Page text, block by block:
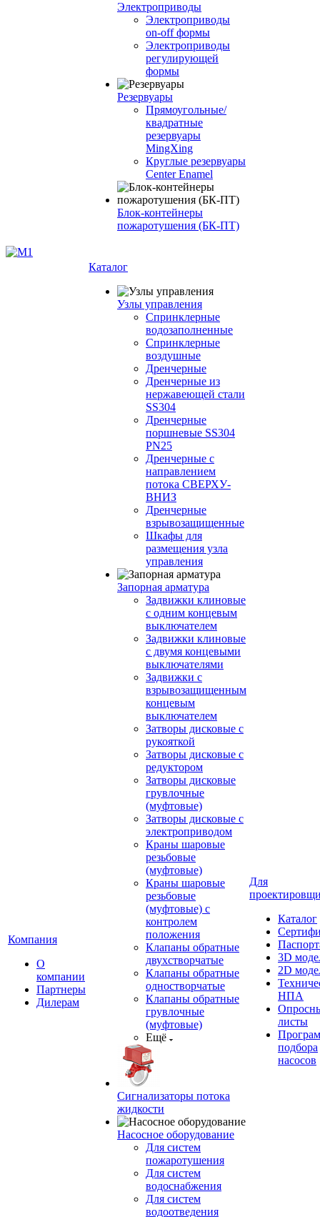
Электроприводы
Электроприводы
on-off формы
Электроприводы
регулирующей
формы
Резервуары
Прямоугольные/
квадратные
резервуары
MingXing
Круглые резервуары
Center Enamel
Блок-контейнеры
пожаротушения (БК-ПТ)
Компания
О
компании
Партнеры
Дилерам
Каталог
Узлы управления
Cпринклерные
водозаполненные
Cпринклерные
воздушные
Дренчерные
Дренчерные из
нержавеющей стали
SS304
Дренчерные
поршневые SS304
PN25
Дренчерные с
направлением
потока СВЕРХУ-
ВНИЗ
Дренчерные
взрывозащищенные
Шкафы для
размещения узла
управления
Запорная арматура
Задвижки клиновые
с одним концевым
выключателем
Задвижки клиновые
с двумя концевыми
выключателями
Задвижки с
взрывозащищенным
концевым
выключателем
Затворы дисковые с
рукояткой
Затворы дисковые с
редуктором
Затворы дисковые
грувлочные
(муфтовые)
Затворы дисковые с
электроприводом
Краны шаровые
резьбовые
(муфтовые)
Краны шаровые
резьбовые
(муфтовые) с
контролем
положения
Клапаны обратные
двухстворчатые
Клапаны обратные
одностворчатые
Клапаны обратные
грувлочные
(муфтовые)
Ещё
Сигнализаторы потока
жидкости
Насосное оборудование
Для систем
пожаротушения
Для систем
водоснабжения
Для систем
водоотведения
Для
Каталог
3D
2D
НПА
листы
подбора
насосов